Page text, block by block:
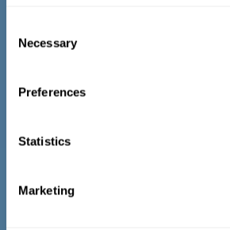
Selection
Necessary
Preferences
Statistics
Marketing
Test d'estimation du temps
durée (DPT) (Frota &amp ; Pereira,
répondant d'interrompre un stimulus